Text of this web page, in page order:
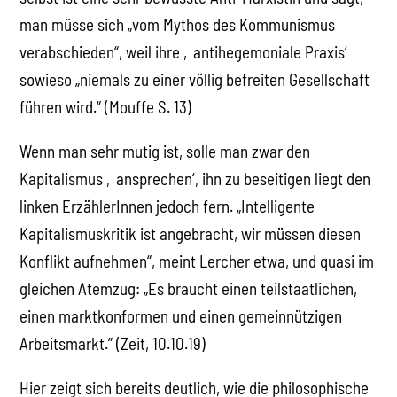
man müsse sich „vom Mythos des Kommunismus
verabschieden“, weil ihre ‚antihegemoniale Praxis‘
sowieso „niemals zu einer völlig befreiten Gesellschaft
führen wird.“ (Mouffe S. 13)
Wenn man sehr mutig ist, solle man zwar den
Kapitalismus ‚ansprechen‘, ihn zu beseitigen liegt den
linken ErzählerInnen jedoch fern. „Intelligente
Kapitalismuskritik ist angebracht, wir müssen diesen
Konflikt aufnehmen“, meint Lercher etwa, und quasi im
gleichen Atemzug: „Es braucht einen teilstaatlichen,
einen marktkonformen und einen gemeinnützigen
Arbeitsmarkt.” (Zeit, 10.10.19)
Hier zeigt sich bereits deutlich, wie die philosophische